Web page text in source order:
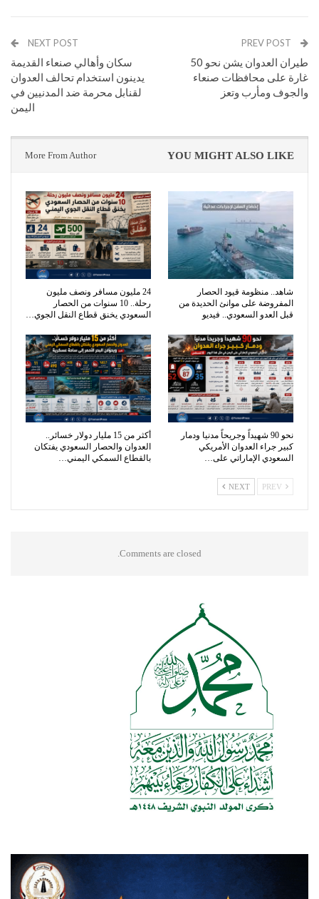
طيران العدوان يشن نحو 50
غارة على محافظات صنعاء
والجوف ومأرب وتعز
NEXT POST
سكان وأهالي صنعاء القديمة
يدينون استخدام تحالف العدوان
لقنابل محرمة ضد المدنيين في
اليمن
YOU MIGHT ALSO LIKE
More From Author
شاهد.. منظومة قيود الحصار
المفروضة على موانئ الحديدة من
قبل العدو السعودي.. فيديو
24 مليون مسافر ونصف مليون
رحلة.. 10 سنوات من الحصار
السعودي يخنق قطاع النقل الجوي…
نحو 90 شهيداً وجريحاً مدنيا ودمار
كبير جراء العدوان الأمريكي
السعودي الإماراتي على…
أكثر من 15 مليار دولار خسائر..
العدوان والحصار السعودي يفتكان
بالقطاع السمكي اليمني…
NEXT
Comments are closed.